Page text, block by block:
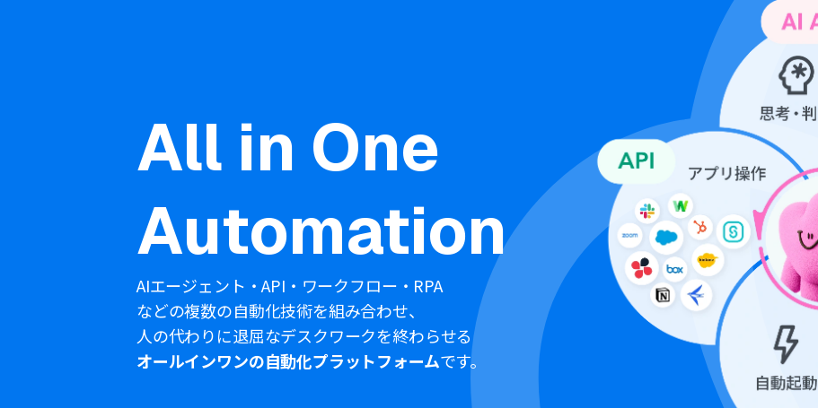
All in One
Automation
AIエージェント・API・ワークフロー・RPA
などの複数の自動化技術を組み合わせ、
人の代わりに退屈なデスクワークを終わらせる
オールインワンの自動化プラットフォームです。